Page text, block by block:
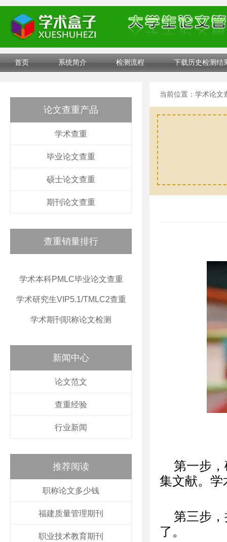
首页 系统简介 检测流程 下载历史检测结
论文查重产品
学术查重
毕业论文查重
硕士论文查重
期刊论文查重
查重销量排行
学术本科PMLC毕业论文查重
学术研究生VIP5.1/TMLC2查重
学术期刊职称论文检测
新闻中心
论文范文
查重经验
行业新闻
推荐阅读
职称论文多少钱
福建质量管理期刊
职业技术教育期刊
当前位置： 学术论文
第一步
集文献。学
第三步
了。